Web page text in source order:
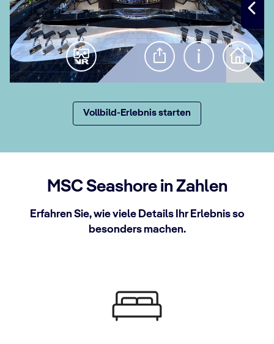
Vollbild-Erlebnis starten
MSC Seashore in Zahlen
Erfahren Sie, wie viele Details Ihr Erlebnis so
besonders machen.